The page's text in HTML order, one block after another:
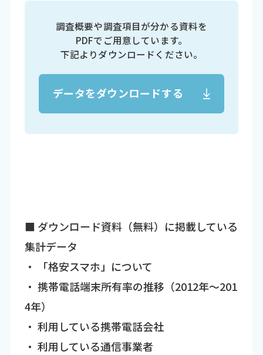
調査概要や調査項目が分かる資料を
PDFでご用意しています。
下記よりダウンロードください。
データをダウンロードする
■ ダウンロード資料（無料）に掲載している
集計データ
・ 「格安スマホ」について
・ 携帯電話端末所有率の推移（2012年～201
4年）
・ 利用している携帯電話会社
・ 利用している通信事業者